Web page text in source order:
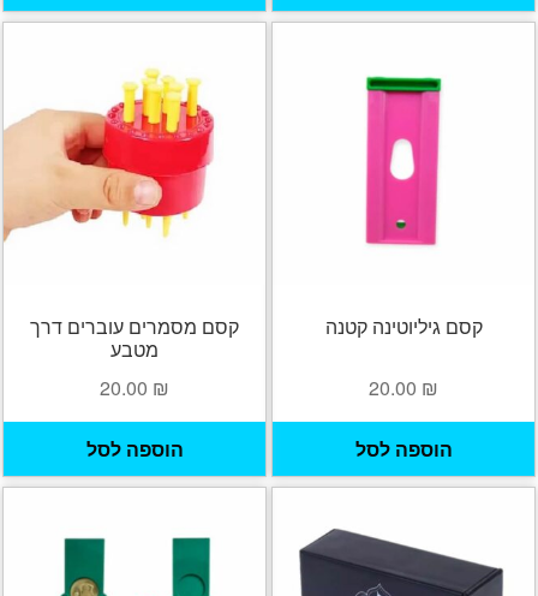
קסם גיליוטינה קטנה
20.00 ₪
הוספה לסל
קסם מסמרים עוברים דרך
מטבע
20.00 ₪
הוספה לסל